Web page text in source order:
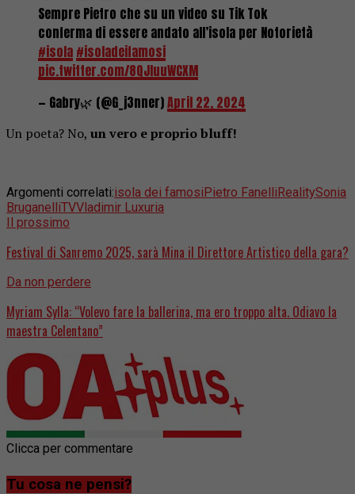
Sempre Pietro che su un video su Tik Tok
conferma di essere andato all’isola per Notorietà
#isola #isoladeifamosi
pic.twitter.com/8QJluuWCXM
— Gabry🌿 (@G_j3nner)April 22, 2024
Un poeta? No, un vero e proprio bluff!
Argomenti correlati:isola dei famosiPietro FanelliRealitySonia
BruganelliTVVladimir Luxuria
Il prossimo
Festival di Sanremo 2025, sarà Mina il Direttore Artistico della gara?
Da non perdere
Myriam Sylla: “Volevo fare la ballerina, ma ero troppo alta. Odiavo la
maestra Celentano”
Clicca per commentare
Tu cosa ne pensi?